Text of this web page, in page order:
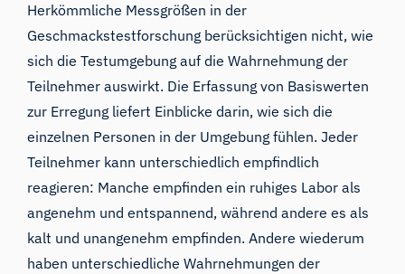
Herkömmliche Messgrößen in der
Geschmackstestforschung berücksichtigen nicht, wie
sich die Testumgebung auf die Wahrnehmung der
Teilnehmer auswirkt. Die Erfassung von Basiswerten
zur Erregung liefert Einblicke darin, wie sich die
einzelnen Personen in der Umgebung fühlen. Jeder
Teilnehmer kann unterschiedlich empfindlich
reagieren: Manche empfinden ein ruhiges Labor als
angenehm und entspannend, während andere es als
kalt und unangenehm empfinden. Andere wiederum
haben unterschiedliche Wahrnehmungen der